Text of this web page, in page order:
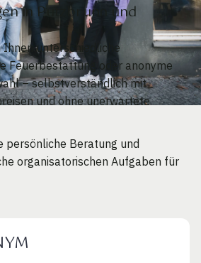
in Putzbrunn und
unterschiedliche
Feuerbestattung oder anonyme
– selbstverständlich mit
und ohne unerwartete
persönliche Beratung und
organisatorischen Aufgaben für